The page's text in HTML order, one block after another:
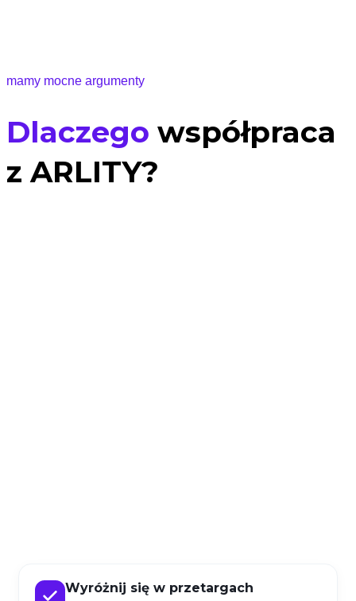
mamy mocne argumenty
Dlaczego współpraca
z ARLITY?
Wyróżnij się w przetargach